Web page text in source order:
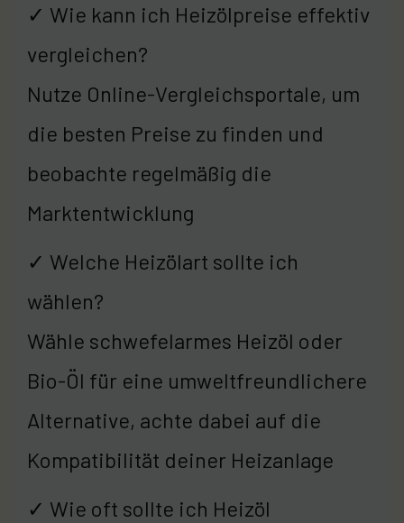
✓ Wie kann ich Heizölpreise effektiv
vergleichen?
Nutze Online-Vergleichsportale, um
die besten Preise zu finden und
beobachte regelmäßig die
Marktentwicklung
✓ Welche Heizölart sollte ich
wählen?
Wähle schwefelarmes Heizöl oder
Bio-Öl für eine umweltfreundlichere
Alternative, achte dabei auf die
Kompatibilität deiner Heizanlage
✓ Wie oft sollte ich Heizöl